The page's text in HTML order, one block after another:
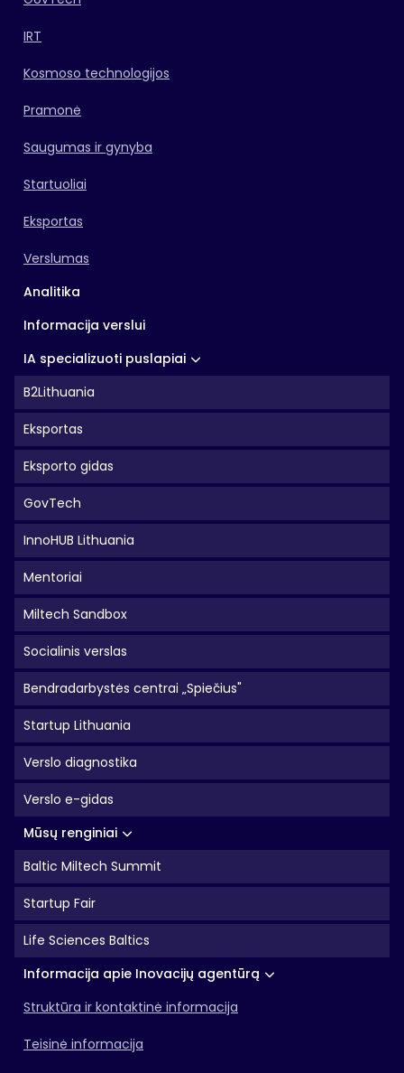
IRT
Kosmoso technologijos
Pramonė
Saugumas ir gynyba
Startuoliai
Eksportas
Verslumas
Analitika
Informacija verslui
IA specializuoti puslapiai
B2Lithuania
Eksportas
Eksporto gidas
GovTech
InnoHUB Lithuania
Mentoriai
Miltech Sandbox
Socialinis verslas
Bendradarbystės centrai „Spiečius"
Startup Lithuania
Verslo diagnostika
Verslo e-gidas
Mūsų renginiai
Baltic Miltech Summit
Startup Fair
Life Sciences Baltics
Informacija apie Inovacijų agentūrą
Struktūra ir kontaktinė informacija
Teisinė informacija